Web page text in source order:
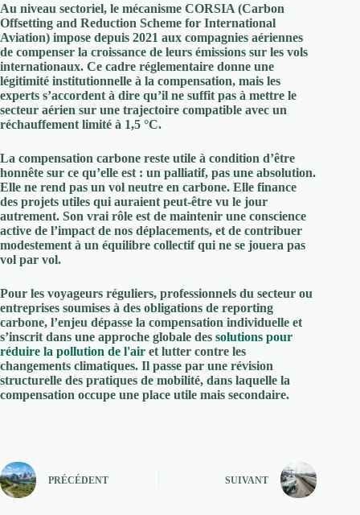
Au niveau sectoriel, le mécanisme CORSIA (Carbon
Offsetting and Reduction Scheme for International
Aviation) impose depuis 2021 aux compagnies aériennes
de compenser la croissance de leurs émissions sur les vols
internationaux. Ce cadre réglementaire donne une
légitimité institutionnelle à la compensation, mais les
experts s’accordent à dire qu’il ne suffit pas à mettre le
secteur aérien sur une trajectoire compatible avec un
réchauffement limité à 1,5 °C.
La compensation carbone reste utile à condition d’être
honnête sur ce qu’elle est : un palliatif, pas une absolution.
Elle ne rend pas un vol neutre en carbone. Elle finance
des projets utiles qui auraient peut-être vu le jour
autrement. Son vrai rôle est de maintenir une conscience
active de l’impact de nos déplacements, et de contribuer
modestement à un équilibre collectif qui ne se jouera pas
vol par vol.
Pour les voyageurs réguliers, professionnels du secteur ou
entreprises soumises à des obligations de reporting
carbone, l’enjeu dépasse la compensation individuelle et
s’inscrit dans une approche globale des solutions pour
réduire la pollution de l'air et lutter contre les
changements climatiques. Il passe par une révision
structurelle des pratiques de mobilité, dans laquelle la
compensation occupe une place utile mais secondaire.
PRÉCÉDENT SUIVANT